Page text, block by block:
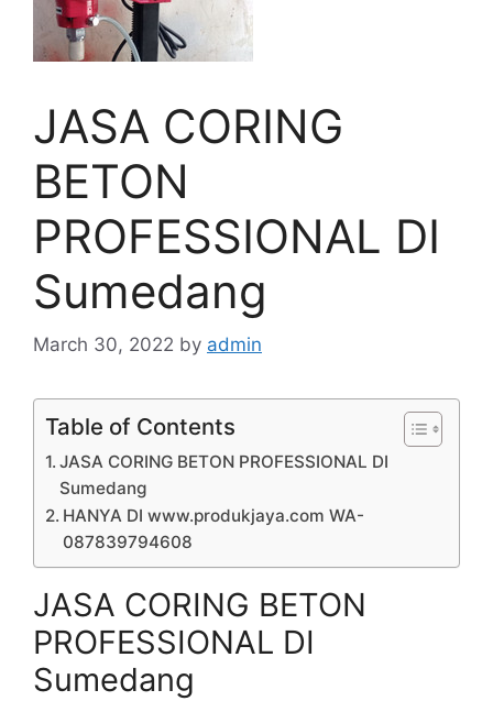
JASA CORING
BETON
PROFESSIONAL DI
Sumedang
March 30, 2022 by admin
Table of Contents
JASA CORING BETON PROFESSIONAL DI
Sumedang
HANYA DI www.produkjaya.com WA-
087839794608
JASA CORING BETON
PROFESSIONAL DI
Sumedang